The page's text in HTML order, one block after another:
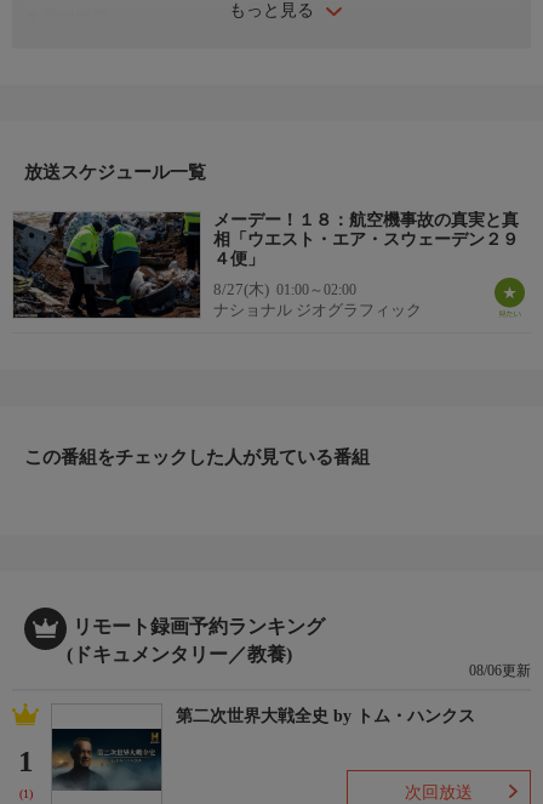
もっと見る
マラヤ山中で失踪、衝突コースの特定に取り組むネパールの調査
▼エピソード内容
2016年1月8日。ノルウェーのオスロから北極圏のトロムソに向か
っていた貨物機がメーデーを発し、制御を乱してスウェーデン国
境を越えた地点に墜落。翌日、墜落現場から壊れたブラックボッ
放送スケジュール一覧
メーデー！１８：航空機事故の真実と真
相「ウエスト・エア・スウェーデン２９
４便」
8/27(木) 01:00～02:00
ナショナル ジオグラフィック
この番組をチェックした人が見ている番組
リモート録画予約ランキング
(ドキュメンタリー／教養)
08/06更新
1
(1)
第二次世界大戦全史 by トム・ハンクス
次回放送